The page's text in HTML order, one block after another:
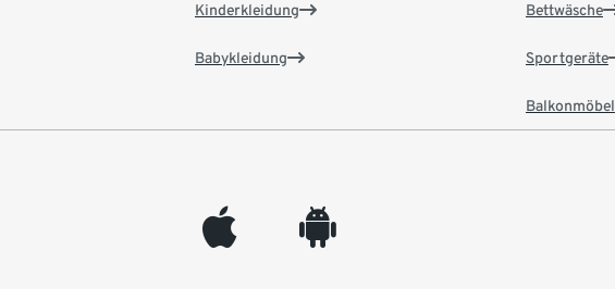
Kinderkleidung
Babykleidung
Bettwäsche
Sportgeräte
Balkonmöbel
appleinc android